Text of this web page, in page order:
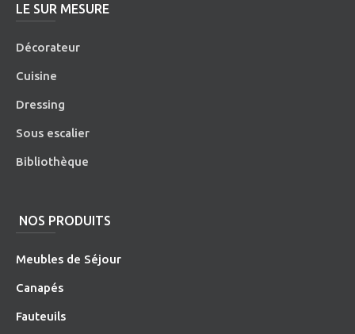
LE SUR MESURE
Décorateur
Cuisine
Dressing
Sous escalier
Bibliothèque
NOS PRODUITS
Meubles de Séjour
Canapés
Fauteuils